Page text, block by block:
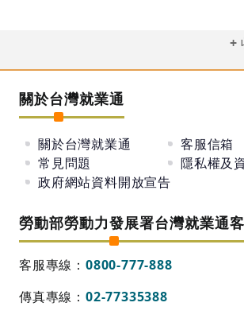
關於台灣就業通
關於台灣就業通
客服信箱
常見問題
隱私權及
政府網站資料開放宣告
勞動部勞動力發展署台灣就業通
客服專線： 0800-777-888
傳真專線： 02-77335388